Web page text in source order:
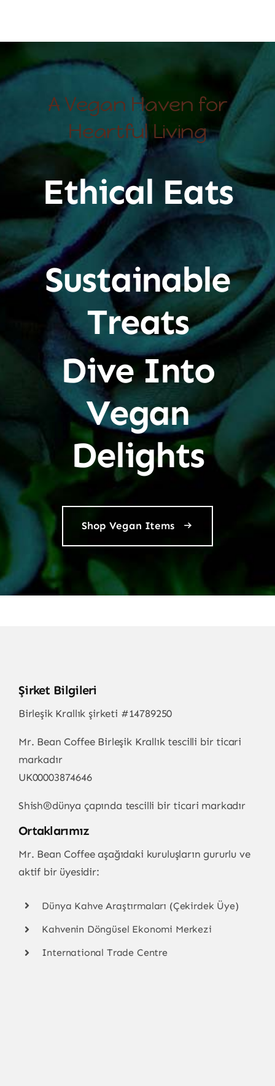
A Vegan Haven for
Heartful Living
Ethical Eats
Sustainable
Treats
Dive Into
Vegan
Delights
Shop Vegan Items
Şirket Bilgileri
Birleşik Krallık şirketi #14789250
Mr. Bean Coffee Birleşik Krallık tescilli bir ticari
markadır
UK00003874646
Shish®dünya çapında tescilli bir ticari markadır
Ortaklarımız
Mr. Bean Coffee aşağıdaki kuruluşların gururlu ve
aktif bir üyesidir:
Dünya Kahve Araştırmaları (Çekirdek Üye)
Kahvenin Döngüsel Ekonomi Merkezi
International Trade Centre